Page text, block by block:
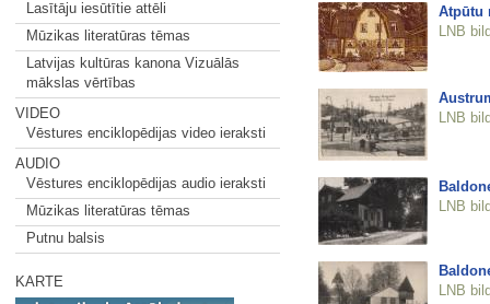
Lasītāju iesūtītie attēli
Mūzikas literatūras tēmas
Latvijas kultūras kanona Vizuālās
mākslas vērtības
VIDEO
Vēstures enciklopēdijas video ieraksti
AUDIO
Vēstures enciklopēdijas audio ieraksti
Mūzikas literatūras tēmas
Putnu balsis
KARTE
Atpūtu
LNB
LNB
LNB
LNB